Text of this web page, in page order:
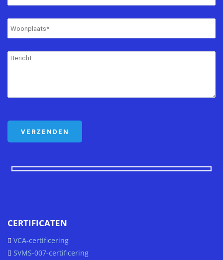
CERTIFICATEN
VCA-certificering
SVMS-007-certificering